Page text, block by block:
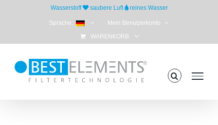
Wasserstoff saubere Luft reines Wasser
Sprache: Mein Benutzerkonto
WARENKORB